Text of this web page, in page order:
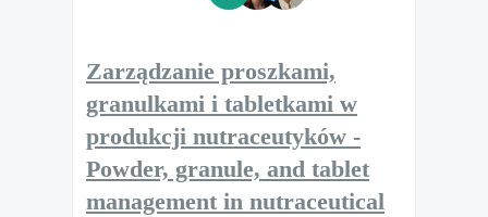
Zarządzanie proszkami,
granulkami i tabletkami w
produkcji nutraceutyków -
Powder, granule, and tablet
management in nutraceutical